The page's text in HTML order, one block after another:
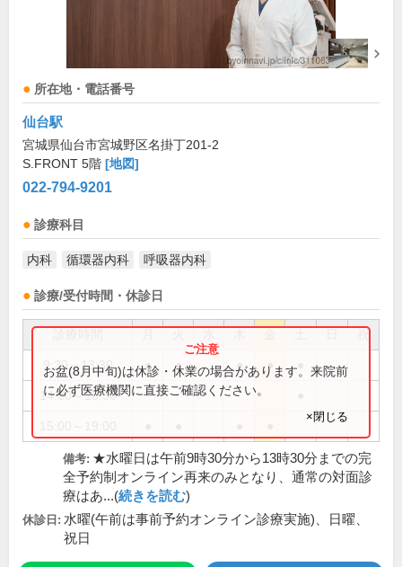
所在地・電話番号
仙台駅
宮城県仙台市宮城野区名掛丁201-2
S.FRONT 5階 [地図]
022-794-9201
診療科目
内科 循環器内科 呼吸器内科
診療/受付時間・休診日
祝
9:30～13:30 ● ● ● ●
14:30～16:30
お盆(8月中旬)は休診・休業の場合があります。来院前
に必ず医療機関に直接ご確認ください。
×閉じる
備考: ★水曜日は午前9時30分から13時30分までの完
全予約制オンライン再来のみとなり、通常の対面診
療はあ...(続きを読む)
休診日: 水曜(午前は事前予約オンライン診療実施)、日曜、
祝日